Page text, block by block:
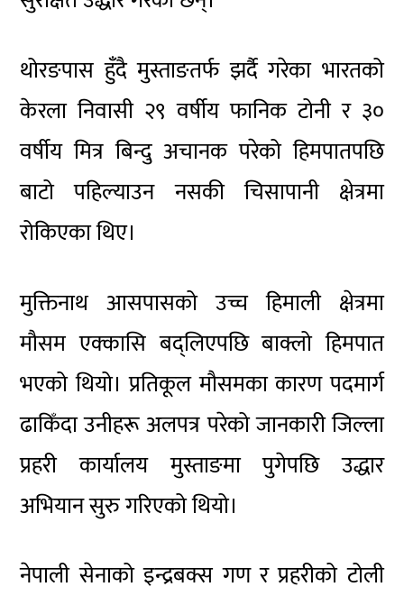
थोरङपास हुँदै मुस्ताङतर्फ झर्दै गरेका भारतको
केरला निवासी २९ वर्षीय फानिक टोनी र ३०
वर्षीय मित्र बिन्दु अचानक परेको हिमपातपछि
बाटो पहिल्याउन नसकी चिसापानी क्षेत्रमा
रोकिएका थिए।
मुक्तिनाथआसपासको उच्च हिमाली क्षेत्रमा
मौसम एक्कासि बद्लिएपछि बाक्लो हिमपात
भएको थियो। प्रतिकूल मौसमका कारण पदमार्ग
ढाकिँदा उनीहरू अलपत्र परेको जानकारी जिल्ला
प्रहरी कार्यालय मुस्ताङमा पुगेपछि उद्धार
अभियान सुरु गरिएको थियो।
नेपाली सेनाकोइन्द्रबक्स गणर प्रहरीको टोली